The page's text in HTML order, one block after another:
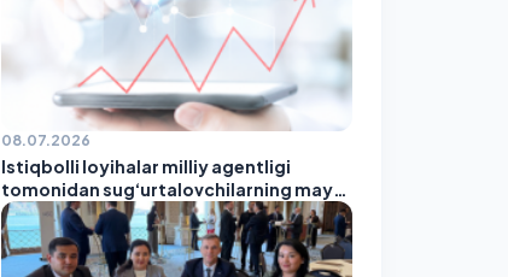
08.07.2026
Istiqbolli loyihalar milliy agentligi
tomonidan sug‘urtalovchilarning may
oyi yakunlari bo‘yicha reytingi e’lon
qilindi!